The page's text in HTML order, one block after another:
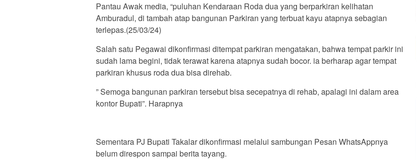
Pantau Awak media, “puluhan Kendaraan Roda dua yang berparkiran kelihatan
Amburadul, di tambah atap bangunan Parkiran yang terbuat kayu atapnya sebagian
terlepas.(25/03/24)
Salah satu Pegawai dikonfirmasi ditempat parkiran mengatakan, bahwa tempat parkir ini
sudah lama begini, tidak terawat karena atapnya sudah bocor. ia berharap agar tempat
parkiran khusus roda dua bisa direhab.
” Semoga bangunan parkiran tersebut bisa secepatnya di rehab, apalagi ini dalam area
kontor Bupati”. Harapnya
Sementara PJ Bupati Takalar dikonfirmasi melalui sambungan Pesan WhatsAppnya
belum direspon sampai berita tayang.